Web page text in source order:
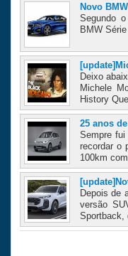
Novo
Segundo
BMW
Deixo
Michele
History
25 anos
Sempre
recordar o
100km
Depois de
versão
Sportback,